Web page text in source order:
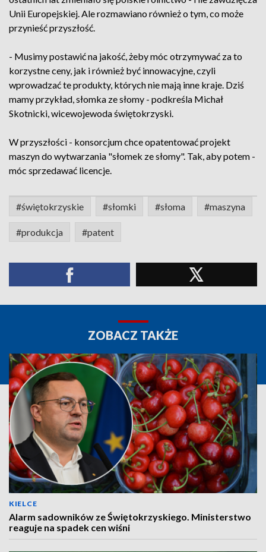
Unii Europejskiej. Ale rozmawiano również o tym, co może
przynieść przyszłość.
- Musimy postawić na jakość, żeby móc otrzymywać za to
korzystne ceny, jak i również być innowacyjne, czyli
wprowadzać te produkty, których nie mają inne kraje. Dziś
mamy przykład, słomka ze słomy - podkreśla Michał
Skotnicki, wicewojewoda świętokrzyski.
W przyszłości - konsorcjum chce opatentować projekt
maszyn do wytwarzania "słomek ze słomy". Tak, aby potem -
móc sprzedawać licencje.
#świętokrzyskie #słomki #słoma #maszyna
#produkcja #patent
ZOBACZ TAKŻE
KIELCE
Alarm sadowników ze Świętokrzyskiego. Ministerstwo
reaguje na spadek cen wiśni